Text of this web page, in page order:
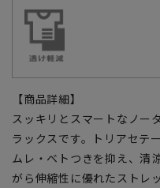
【商品詳細】
スッキリとスマートなノー
ラックスです。トリアセテ
ムレ・ベトつきを抑え、清
がら伸縮性に優れたストレ